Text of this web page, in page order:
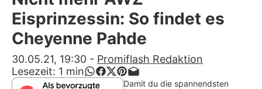
Alle Themen auf Promiflash
Jobs
App runterladen
Team
Eisprinzessin: So findet es
Cheyenne Pahde
30.05.21, 19:30 - Promiflash Redaktion
Lesezeit: 1 min
Damit du die spannendsten